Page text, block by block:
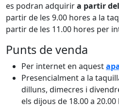
es podran adquirira partir
partir de les 9.00 hores a la
partir de les 11.00 hores per
Punts de venda
Per internet en aquest
Presencialment a la
dilluns, dimecres i
els dijous de 18.00 a